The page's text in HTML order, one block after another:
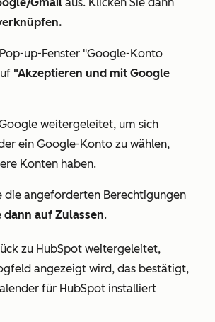
up-Fenster "Google-Konto
"Akzeptieren und mit Google
weitergeleitet, um sich
ein Google-Konto zu wählen,
Konten haben.
die angeforderten Berechtigungen
dann auf Zulassen.
zu HubSpot weitergeleitet,
angezeigt wird, das bestätigt,
für HubSpot installiert